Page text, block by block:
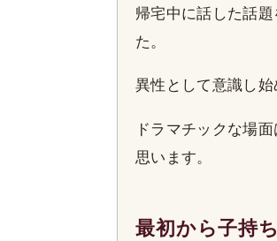
帰宅中に話した話
た。
異性として意識し始
ドラマチックな場
思います。
最初から子持